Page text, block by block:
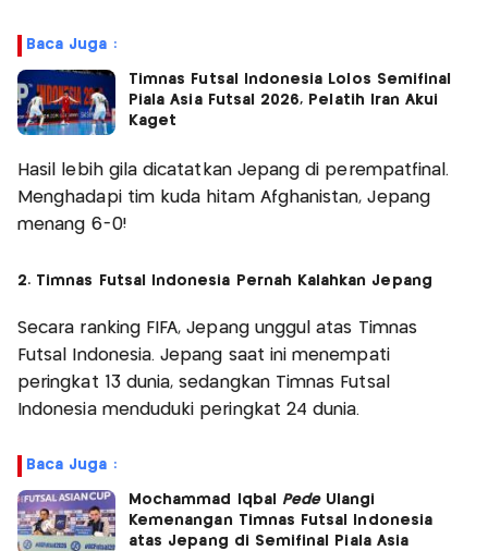
Baca Juga :
Timnas Futsal Indonesia Lolos Semifinal
Piala Asia Futsal 2026, Pelatih Iran Akui
Kaget
Hasil lebih gila dicatatkan Jepang di perempatfinal.
Menghadapi tim kuda hitam Afghanistan, Jepang
menang 6-0!
2. Timnas Futsal Indonesia Pernah Kalahkan Jepang
Secara ranking FIFA, Jepang unggul atas Timnas
Futsal Indonesia. Jepang saat ini menempati
peringkat 13 dunia, sedangkan Timnas Futsal
Indonesia menduduki peringkat 24 dunia.
Baca Juga :
Mochammad Iqbal PedeUlangi
Kemenangan Timnas Futsal Indonesia
atas Jepang di Semifinal Piala Asia